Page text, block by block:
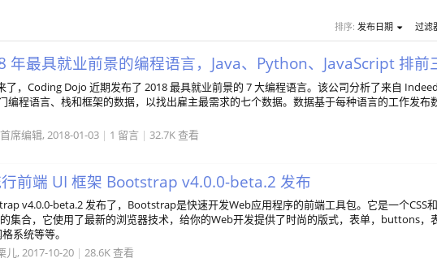
排序: 发布日期 过滤
年最具就业前景的编程语言，Java、Python、JavaScript 排前
了，Coding Dojo 近期发布了 2018 最具就业前景的 7 大编程语言。该公司分析了来自
编程语言、栈和框架的数据，以找出雇主最需求的七个数据。数据基于每种语言的工作发布
席编辑, 2018-01-03 | 1 留言 | 32.7K 查看
前端 UI 框架 Bootstrap v4.0.0-beta.2 发布
v4.0.0-beta.2 发布了，Bootstrap是快速开发Web应用程序的前端工具包。它是一个CSS和
集合，它使用了最新的浏览器技术，给你的Web开发提供了时尚的版式，表单，buttons，
系统等等。
儿, 2017-10-20 | 28.6K 查看